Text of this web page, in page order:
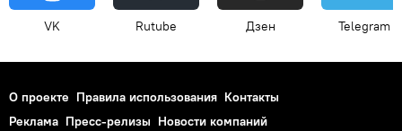
VK Rutube Дзен Telegram
О проекте Правила использования Контакты
Реклама Пресс-релизы Новости компаний